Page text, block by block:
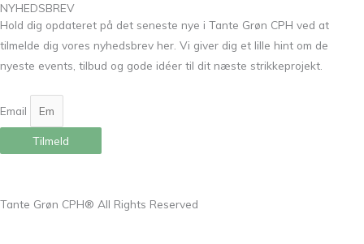
NYHEDSBREV
Hold dig opdateret på det seneste nye i Tante Grøn CPH ved at
tilmelde dig vores nyhedsbrev her. Vi giver dig et lille hint om de
nyeste events, tilbud og gode idéer til dit næste strikkeprojekt.
Email
Tilmeld
Tante Grøn CPH® All Rights Reserved